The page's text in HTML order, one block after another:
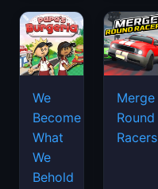
We
Become
What
We
Behold
Merge
Round
Racers